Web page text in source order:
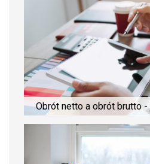
Obrót netto a obrót brutto